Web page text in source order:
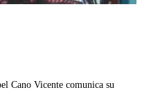
Cano Vicente comunica su